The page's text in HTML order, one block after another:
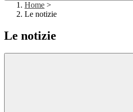
Home >
Le notizie
Le notizie